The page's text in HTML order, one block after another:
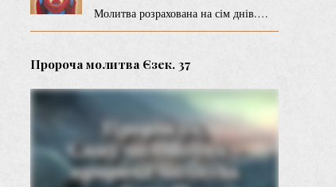
Молитва розрахована на сім днів.…
Пророча молитва Єзек. 37